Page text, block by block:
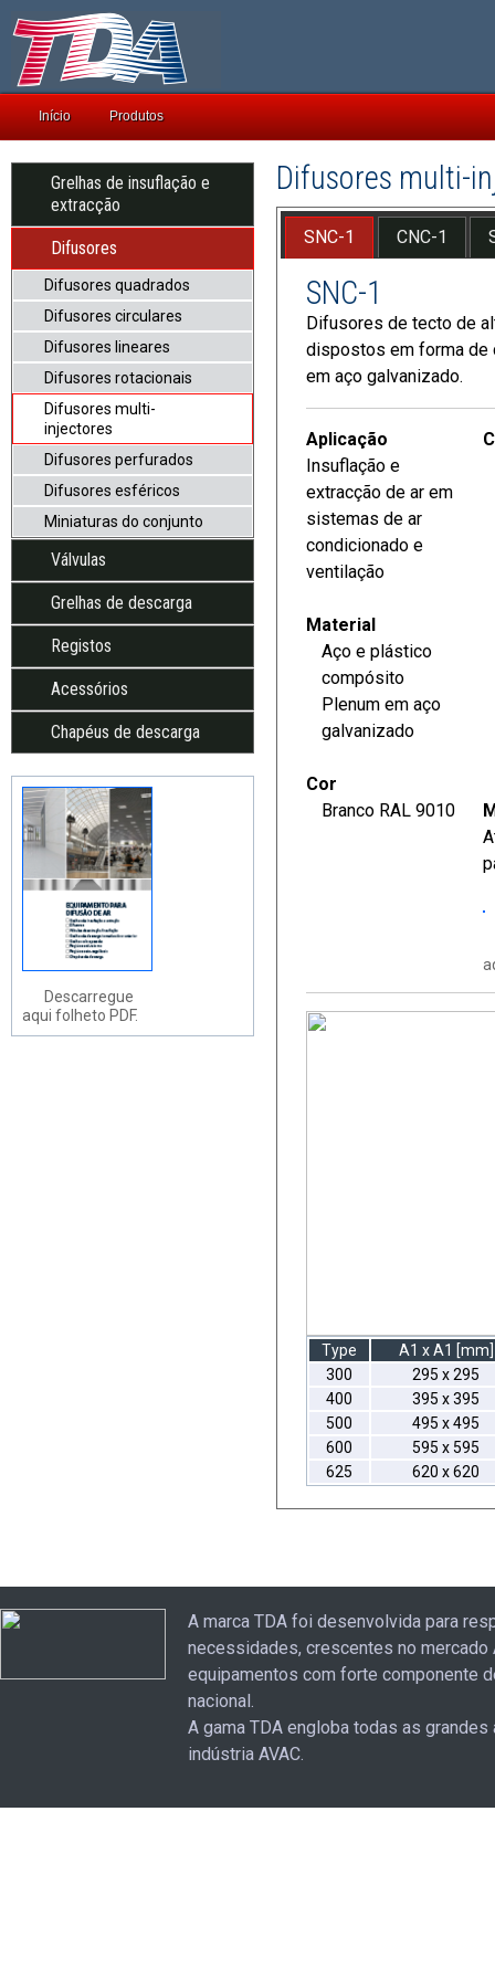
Início Produtos
Grelhas de insuflação e
extracção
Difusores
Difusores quadrados
Difusores circulares
Difusores lineares
Difusores rotacionais
Difusores multi-
injectores
Difusores perfurados
Difusores esféricos
Miniaturas do conjunto
Válvulas
Grelhas de descarga
Registos
Acessórios
Chapéus de descarga
Descarregue
aqui folheto PDF.
Difusores multi-
SNC-1 CNC-1
SNC-1
Difusores de tecto de
dispostos em forma de
em aço galvanizado.
Aplicação
Insuflação e
extracção de ar em
sistemas de ar
condicionado e
ventilação
Material
Aço e plástico
compósito
Plenum em aço
galvanizado
Cor
Branco RAL 9010
Type
A1 x A1 [mm]
300
295 x 295
400
395 x 395
500
495 x 495
600
595 x 595
625
620 x 620
A marca TDA foi desenvolvida para
necessidades, crescentes no mercado
equipamentos com forte componente
nacional.
A gama TDA engloba todas as grandes
indústria AVAC.